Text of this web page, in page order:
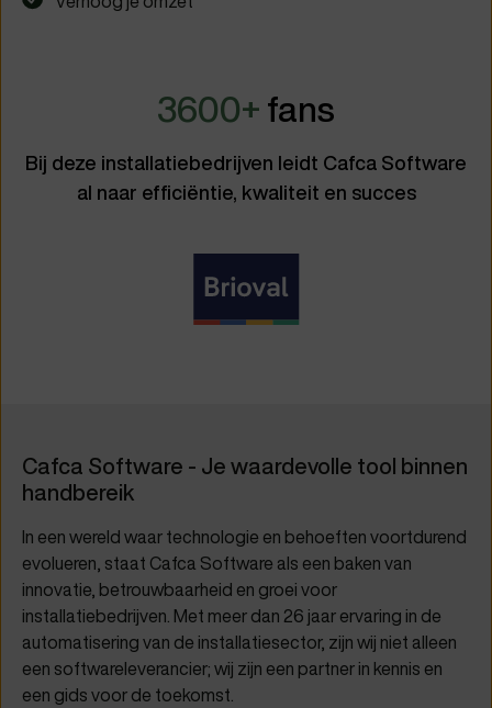
3600+fans
Bij deze installatiebedrijven leidt Cafca Software
al naar efficiëntie, kwaliteit en succes
Cafca Software - Je waardevolle tool binnen
handbereik
In een wereld waar technologie en behoeften voortdurend
evolueren, staat Cafca Software als een baken van
innovatie, betrouwbaarheid en groei voor
installatiebedrijven. Met meer dan 26 jaar ervaring in de
automatisering van de installatiesector, zijn wij niet alleen
een softwareleverancier; wij zijn een partner in kennis en
een gids voor de toekomst.